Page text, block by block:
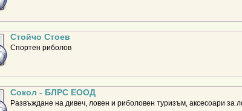
Стойчо Стоев
Спортен риболов
Сокол - БЛРС ЕООД
Развъждане на дивеч, ловен и риболовен туризъм, аксесоари за